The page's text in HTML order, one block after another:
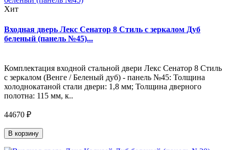
Хит
Входная дверь Лекс Сенатор 8 Стиль с зеркалом Дуб
беленый (панель №45)...
Комплектация входной стальной двери Лекс Сенатор 8 Стиль
с зеркалом (Венге / Беленый дуб) - панель №45: Толщина
холоднокатаной стали двери: 1,8 мм; Толщина дверного
полотна: 115 мм, к..
44670 ₽
В корзину